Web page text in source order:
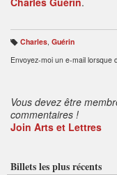
B
ali
s
Charles, Guérin
Envoyez-moi un e-mail lorsque
Vous devez être
commentaires !
Join Arts et Lettres
Billets les plus récents